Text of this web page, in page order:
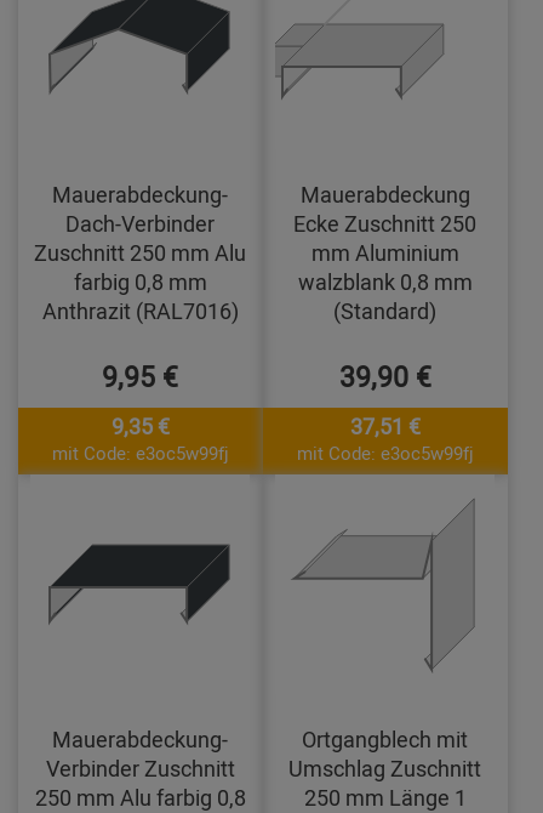
Mauerabdeckung-
Dach-Verbinder
Zuschnitt 250 mm Alu
farbig 0,8 mm
Anthrazit (RAL7016)
9,95 €
9,35 €
mit Code: e3oc5w99fj
Mauerabdeckung
Ecke Zuschnitt 250
mm Aluminium
walzblank 0,8 mm
(Standard)
39,90 €
37,51 €
mit Code: e3oc5w99fj
Mauerabdeckung-
Verbinder Zuschnitt
250 mm Alu farbig 0,8
Ortgangblech mit
Umschlag Zuschnitt
250 mm Länge 1